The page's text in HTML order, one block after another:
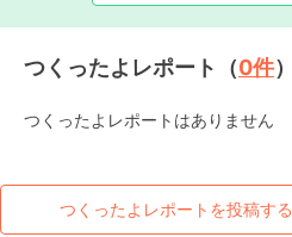
つくったよレポート（0件）
つくったよレポートはありません
つくったよレポートを投稿する